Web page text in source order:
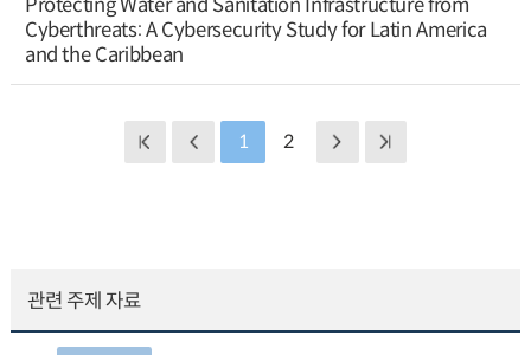
Cyberthreats: A Cybersecurity Study for Latin America
and the Caribbean
1 2
관련 주제 자료